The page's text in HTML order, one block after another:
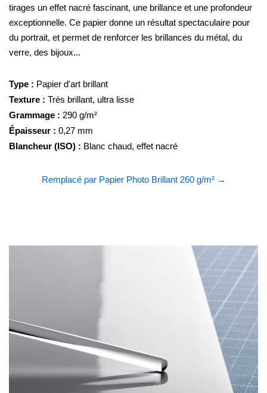
tirages un effet nacré fascinant, une brillance et une profondeur
exceptionnelle. Ce papier donne un résultat spectaculaire pour
du portrait, et permet de renforcer les brillances du métal, du
verre, des bijoux...
Type : Papier d'art brillant
Texture : Très brillant, ultra lisse
Grammage : 290 g/m²
Épaisseur : 0,27 mm
Blancheur (ISO) : Blanc chaud, effet nacré
Remplacé par Papier Photo Brillant 260 g/m² →